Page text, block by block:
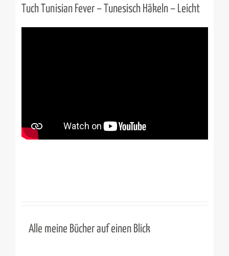
Tuch Tunisian Fever – Tunesisch Häkeln – Leicht
Alle meine Bücher auf einen Blick